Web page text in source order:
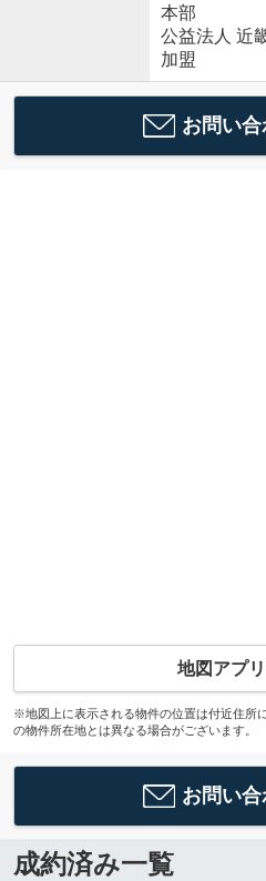
本部
公益法人 近
加盟
お問い
地図アプ
※地図上に表示される物件の位置は付近住所
の物件所在地とは異なる場合がございます。
お問い
成約済み一覧